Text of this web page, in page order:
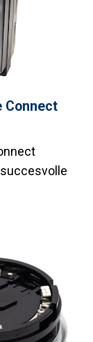
Connect
succesvolle